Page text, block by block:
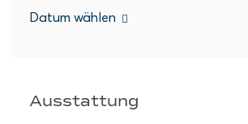
Datum wählen
Ausstattung